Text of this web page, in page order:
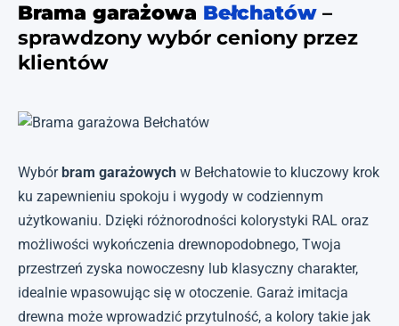
Brama garażowa Bełchatów –
sprawdzony wybór ceniony przez
klientów
Wybórbram garażowych w Bełchatowie to kluczowy krok
ku zapewnieniu spokoju i wygody w codziennym
użytkowaniu. Dzięki różnorodności kolorystyki RAL oraz
możliwości wykończenia drewnopodobnego, Twoja
przestrzeń zyska nowoczesny lub klasyczny charakter,
idealnie wpasowując się w otoczenie. Garaż imitacja
drewna może wprowadzić przytulność, a kolory takie jak